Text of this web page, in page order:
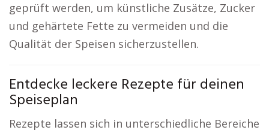
geprüft werden, um künstliche Zusätze, Zucker
und gehärtete Fette zu vermeiden und die
Qualität der Speisen sicherzustellen.
Entdecke leckere Rezepte für deinen
Speiseplan
Rezepte lassen sich in unterschiedliche Bereiche